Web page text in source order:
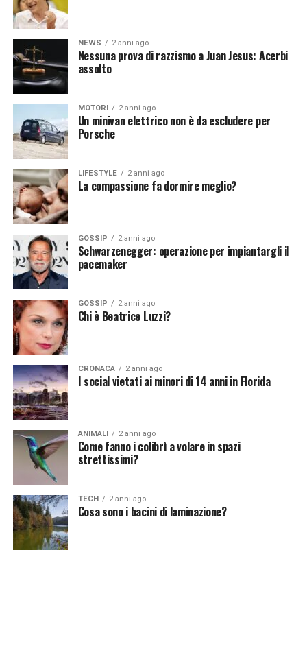
Affidare un satellite all’intelligenza artificiale apre un
mondo di possibilità nel campo dell’esplorazione
spaziale, delle telecomunicazioni e dell’osservazione
della Terra. Tuttavia, è fondamentale affrontare le sfide
tecniche, etiche e legali associate a questa convergenza.
Con una corretta gestione e un’attenta considerazione
degli impatti, l’IA potrebbe trasformare radicalmente il
settore spaziale, portando a nuove scoperte e benefici
per l’umanità.
[fonte immagine: https://pixabay.com/it/photos/terra-
spazio-satelliti-monitoraggio-79533/]
Continua a leggere su atuttonotizie.it
Vuoi essere sempre aggiornato e ricevere le principali
notizie del giorno?
NEWS 2 anni ago
Nessuna prova di razzismo a Juan Jesus: Acerbi
assolto
MOTORI 2 anni ago
Un minivan elettrico non è da escludere per
Porsche
LIFESTYLE 2 anni ago
La compassione fa dormire meglio?
GOSSIP 2 anni ago
Schwarzenegger: operazione per impiantargli il
pacemaker
GOSSIP 2 anni ago
Chi è Beatrice Luzzi?
CRONACA 2 anni ago
I social vietati ai minori di 14 anni in Florida
ANIMALI 2 anni ago
Come fanno i colibrì a volare in spazi
strettissimi?
TECH 2 anni ago
Cosa sono i bacini di laminazione?